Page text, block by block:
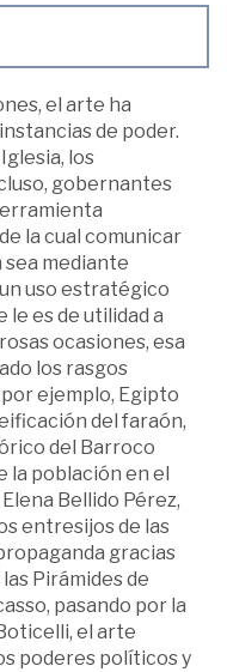
el arte ha
de poder.
los
gobernantes
la cual comunicar
sea mediante
uso estratégico
es de utilidad a
ocasiones, esa
los rasgos
ejemplo, Egipto
del faraón,
del Barroco
la población en el
Bellido Pérez,
entresijos de las
gracias
Pirámides de
pasando por la
el arte
poderes políticos y